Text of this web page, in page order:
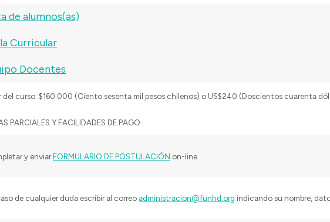
de alumnos(as)
Curricular
Docentes
del curso: $160.000 (Ciento sesenta mil pesos chilenos) o US$240 (Doscientos cuarenta
PARCIALES Y FACILIDADES DE PAGO
y enviarFORMULARIO DE POSTULACIÓN on-line
de cualquier duda escribir al correo administracion@funhd.org indicando su nombre,